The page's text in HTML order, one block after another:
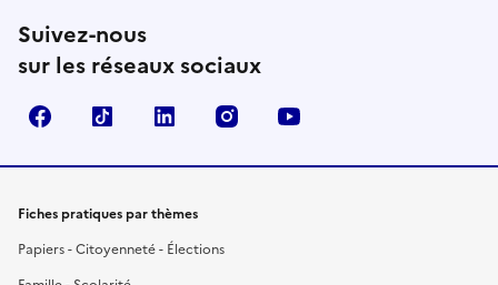
Suivez-nous
sur les réseaux sociaux
FacebookTikTok LinkedIn Instagram
Fiches pratiques par thèmes
Papiers - Citoyenneté - Élections